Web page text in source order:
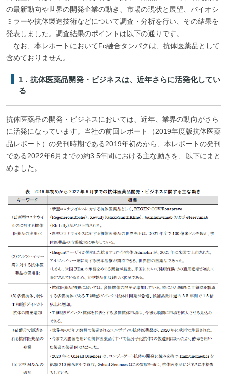
の最新動向や世界の開発企業の動き、市場の現状と展望、バイオシ
ミラーや抗体製造技術などについて調査・分析を行い、その結果を
発表しました。調査結果のポイントは以下の通りです。
なお、本レポートにおいてFc融合タンパクは、抗体医薬品として
含めておりません。
1．抗体医薬品開発・ビジネスは、近年さらに活発化してい
る
抗体医薬品の開発・ビジネスにおいては、近年、業界の動向がさら
に活発になっています。当社の前回レポート（2019年度版抗体医薬
品レポート）の発刊時期である2019年初めから、本レポートの発刊
である2022年6月までの約3.5年間における主な動きを、以下にまと
めました。